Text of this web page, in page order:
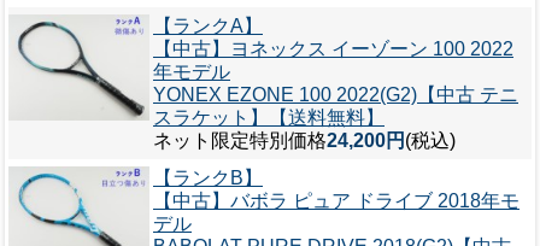
【ランクA】
【中古】ヨネックス イーゾーン 100 2022
年モデル
YONEX EZONE 100 2022(G2)【中古 テニ
スラケット】【送料無料】
ネット限定特別価格24,200円 (税込)
【ランクB】
【中古】バボラ ピュア ドライブ 2018年モ
デル